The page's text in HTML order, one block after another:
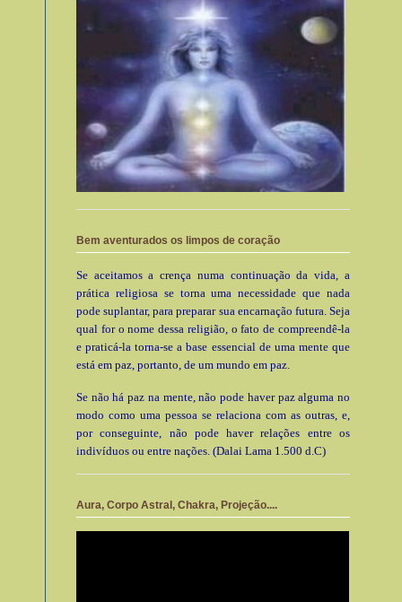
Bem aventurados os limpos de coração
Se aceitamos a crença numa continuação da vida, a
prática religiosa se torna uma necessidade que nada
pode suplantar, para preparar sua encarnação futura. Seja
qual for o nome dessa religião, o fato de compreendê-la
e praticá-la torna-se a base essencial de uma mente que
está em paz, portanto, de um mundo em paz.
Se não há paz na mente, não pode haver paz alguma no
modo como uma pessoa se relaciona com as outras, e,
por conseguinte, não pode haver relações entre os
indivíduos ou entre nações. (Dalai Lama 1.500 d.C)
Aura, Corpo Astral, Chakra, Projeção....